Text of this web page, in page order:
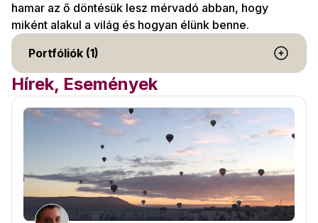
hamar az ő döntésük lesz mérvadó abban, hogy
miként alakul a világ és hogyan élünk benne.
Portfóliók (1)
Hírek, Események